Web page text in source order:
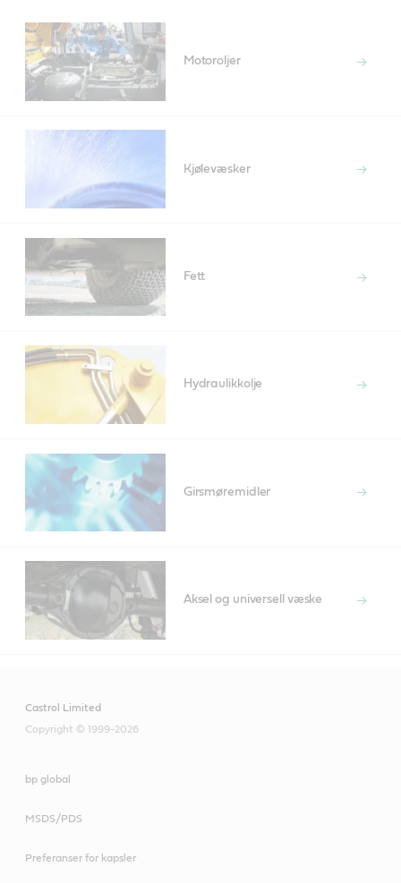
Motoroljer
Kjølevæsker
Fett
Hydraulikkolje
Girsmøremidler
Aksel og universell væske
Castrol Limited
Copyright © 1999-2026
bp global
MSDS/PDS
Preferanser for kapsler